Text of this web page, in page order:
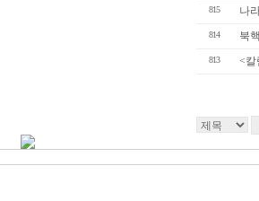
815 나
814 북
813 <칼